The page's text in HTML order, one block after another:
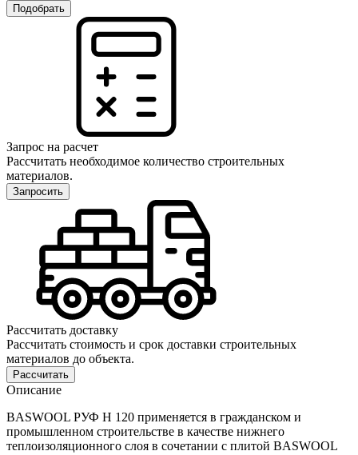
Подобрать
Запрос на расчет
Рассчитать необходимое количество строительных
материалов.
Запросить
Рассчитать доставку
Рассчитать стоимость и срок доставки строительных
материалов до объекта.
Рассчитать
Описание
BASWOOL РУФ Н 120 применяется в гражданском и
промышленном строительстве в качестве нижнего
теплоизоляционного слоя в сочетании с плитой BASWOOL